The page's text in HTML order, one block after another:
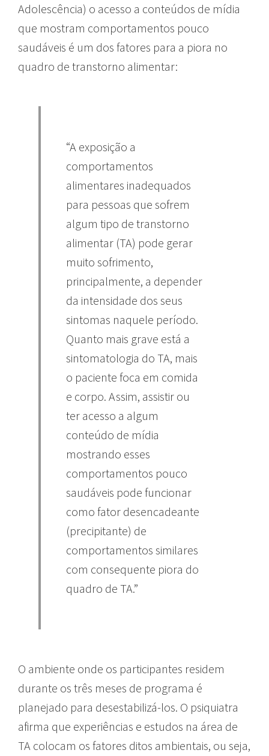
Adolescência) o acesso a conteúdos de mídia
que mostram comportamentos pouco
saudáveis é um dos fatores para a piora no
quadro de transtorno alimentar:
“A exposição a
comportamentos
alimentares inadequados
para pessoas que sofrem
algum tipo de transtorno
alimentar (TA) pode gerar
muito sofrimento,
principalmente, a depender
da intensidade dos seus
sintomas naquele período.
Quanto mais grave está a
sintomatologia do TA, mais
o paciente foca em comida
e corpo. Assim, assistir ou
ter acesso a algum
conteúdo de mídia
mostrando esses
comportamentos pouco
saudáveis pode funcionar
como fator desencadeante
(precipitante) de
comportamentos similares
com consequente piora do
quadro de TA.”
O ambiente onde os participantes residem
durante os três meses de programa é
planejado para desestabilizá-los. O psiquiatra
afirma que experiências e estudos na área de
TA colocam os fatores ditos ambientais, ou seja,